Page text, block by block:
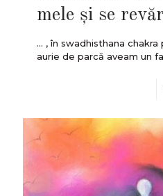
mele și se
... , în swadhisthana
aurie de parcă aveam un